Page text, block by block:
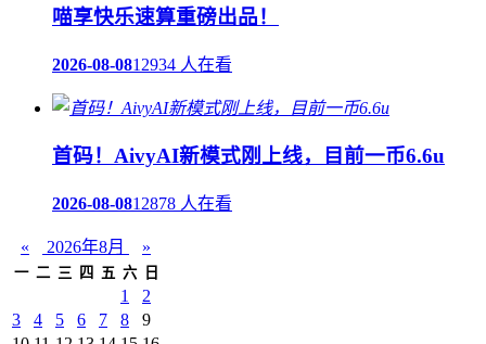
喵享快乐速算重磅出品！
2026-08-0812934 人在看
首码！AivyAI新模式刚上线，目前一币6.6u
2026-08-0812878 人在看
« 2026年8月 »
一 二 三 四 五 六 日
1
2
3
4 5 6 7 8
9